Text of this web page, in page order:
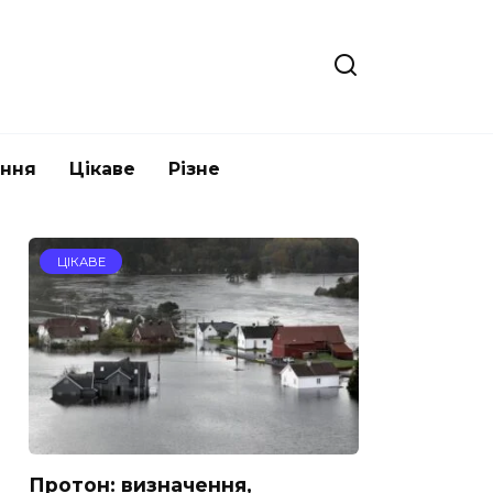
Цікаве Різне
ЦІКАВЕ
Протон: визначення,